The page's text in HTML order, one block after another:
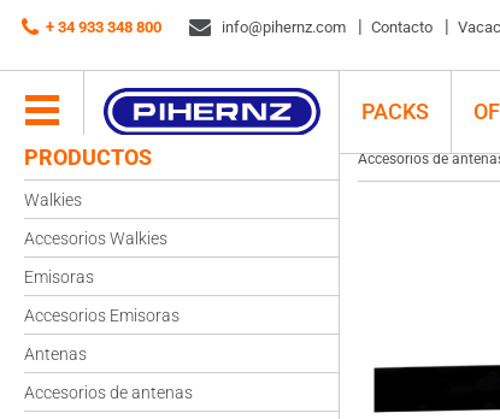
+ 34 933 348 800 info@pihernz.com Contacto
PACKS
PRODUCTOS
Walkies
Accesorios Walkies
Emisoras
Accesorios Emisoras
Antenas
Accesorios de antenas
Accesorios de antenas Cables Cable Coaxial RG-59 (rollo 100mts)
Accesorios de